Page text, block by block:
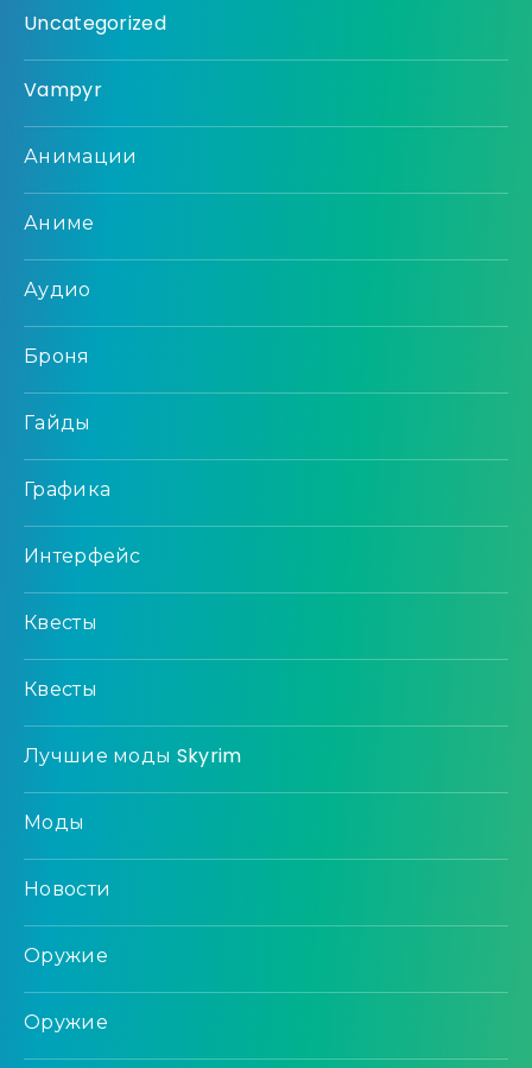
Uncategorized
Vampyr
Анимации
Аниме
Аудио
Броня
Гайды
Графика
Интерфейс
Квесты
Квесты
Лучшие моды Skyrim
Моды
Новости
Оружие
Оружие